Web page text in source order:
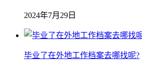
2024年7月29日
毕业了在外地工作档案去哪找呢?